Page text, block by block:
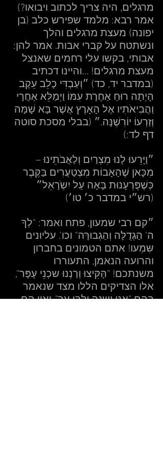
מרגלים, היה צריך לכתוב ויבואו?)
אמר רבא: מלמד שפירש כלב (בן
יפונה) מעצת מרגלים והלך
ונשתטח על קברי אבות. אמר להן:
אבותי, בקשו עלי רחמים שאנצל
מעצת מרגלים! …והיינו דכתיב
(במדבר יד, כד) ״וְעַבְדִּי כָלֵב עֵקֶב
הָיְתָה רוּחַ אַחֶרֶת עִמּוֹ וַיְמַלֵּא אַחֲרָי
וַהֲבִיאֹתִיו אֶל הָאָרֶץ אֲשֶׁר בָּא שָׁמָּה
וְזַרְעוֹ יוֹרִשֶׁנָּה.״ (בבלי מסכת סוטה
דף לד:)
״וַיָּרֵעוּ לָנוּ מִצְרַיִם וְלַאֲבֹתֵינוּ –
מִכָּאן שֶׁהָאָבוֹת מִצְטַעֲרִים בַּקֶּבֶר
כְּשֶׁפֻּרְעָנוּת בָּאָה עַל יִשְֹרָאֵל״
(רש״י במדבר כ׳ טו׳)
״קם רבי שמעון, פתח ואמר: "לְךָ
ה' הַגְדֻלָּה וְהַגְבוּרָּה" וכו'. עליונים
שִּמְעו! אתם הטמונים בחברון
והרועה הנאמן, התעוררו
משנתכם! "הָּקִּיצוּ וְרַנְנוּ שכְנֵי עָּפָּר",
אלו הצדיקים הללו מצד שנאמר
בהם "אֲנִּי יְשֵנָּה וְלִּבִּי עֵר", ואין הם